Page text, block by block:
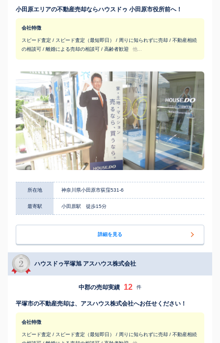
小田原エリアの不動産売却ならハウスドゥ 小田原市役所前へ！
会社特徴
スピード査定 / スピード査定（最短即日） / 周りに知られずに売却 / 不動産相続
の相談可 / 離婚による売却の相談可 / 高齢者歓迎
他...
所在地 神奈川県小田原市荻窪531-6
最寄駅 小田原駅 徒歩15分
詳細を見る
ハウスドゥ平塚旭 アスハウス株式会社
中郡の売却実績 12 件
平塚市の不動産売却は、アスハウス株式会社へお任せください！
会社特徴
スピード査定 / スピード査定（最短即日） / 周りに知られずに売却 / 不動産相続